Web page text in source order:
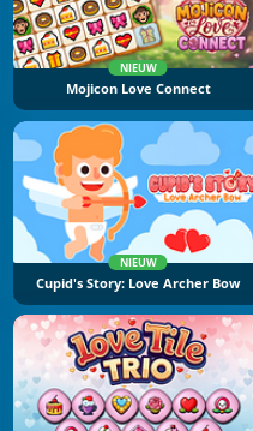
NIEUW
Mojicon Love Connect
NIEUW
Cupid's Story: Love Archer Bow